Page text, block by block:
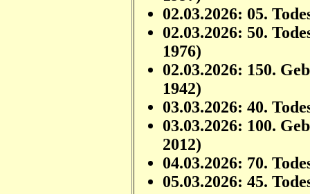
02.03.2026: 05.
02.03.2026: 50.
1976)
02.03.2026: 150.
1942)
03.03.2026: 40.
03.03.2026: 100.
2012)
04.03.2026: 70.
05.03.2026: 45.